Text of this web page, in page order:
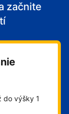
začnite
do výšky 1